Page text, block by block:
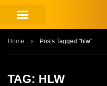
Home Posts Tagged "hlw"
TAG: HLW